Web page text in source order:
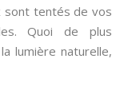
sont tentés de vos
Quoi de plus
lumière naturelle,